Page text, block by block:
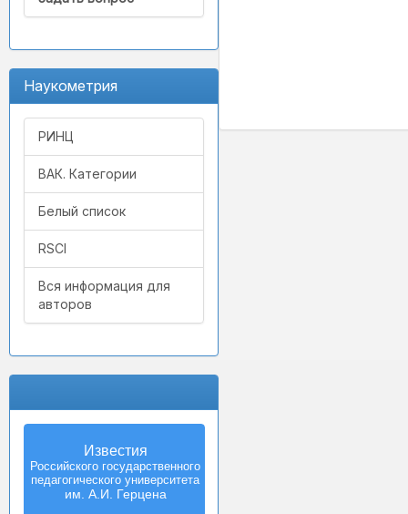
Наукометрия
РИНЦ
ВАК. Категории
Белый список
RSCI
Вся информация для
авторов
Известия
Российского государственного
педагогического университета
им. А.И. Герцена
Izvestia:
Herzen University
Journal of
Humanities & Sciences